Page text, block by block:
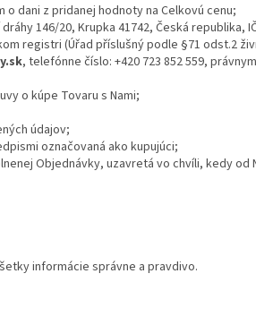
dani z pridanej hodnoty na Celkovú cenu;
146/20, Krupka 41742, Česká republika,
registri (Úřad příslušný podle §71 odst.2
, telefónne číslo: +420 723 852 559,
o kúpe Tovaru s Nami;
údajov;
označovaná ako kupujúci;
Objednávky, uzavretá vo chvíli, kedy od
informácie správne a pravdivo.